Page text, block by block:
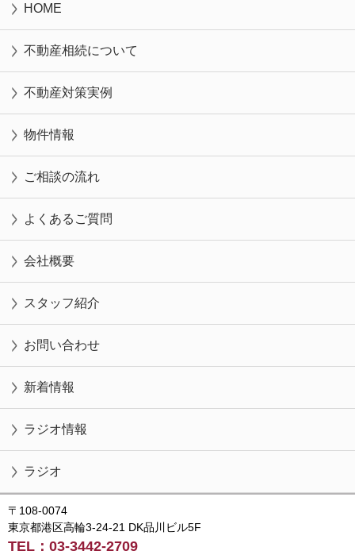
HOME
不動産相続について
不動産対策実例
物件情報
ご相談の流れ
よくあるご質問
会社概要
スタッフ紹介
お問い合わせ
新着情報
ラジオ情報
ラジオ
〒108-0074
東京都港区高輪3-24-21 DK品川ビル5F
TEL：03-3442-2709